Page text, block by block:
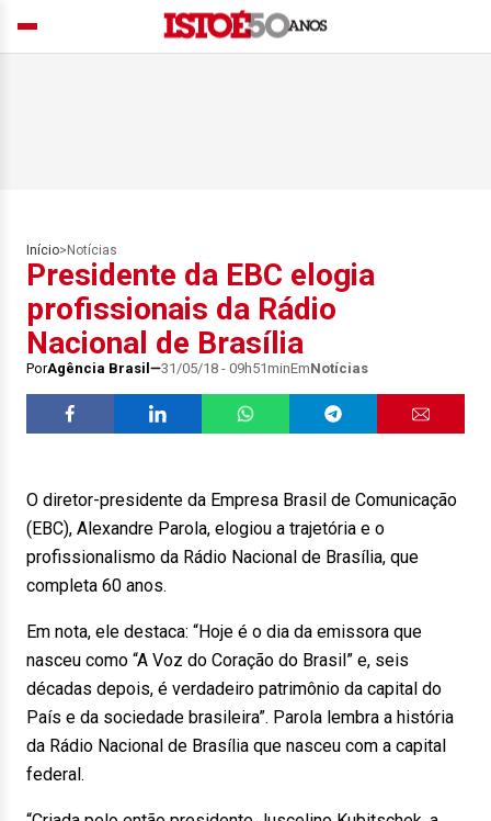
Início> Notícias
Presidente da EBC elogia
profissionais da Rádio
Nacional de Brasília
PorAgência Brasil 31/05/18 - 09h51minEmNotícias
O diretor-presidente da Empresa Brasil de Comunicação
(EBC), Alexandre Parola, elogiou a trajetória e o
profissionalismo da Rádio Nacional de Brasília, que
completa 60 anos.
Em nota, ele destaca: “Hoje é o dia da emissora que
nasceu como “A Voz do Coração do Brasil” e, seis
décadas depois, é verdadeiro patrimônio da capital do
País e da sociedade brasileira”. Parola lembra a história
da Rádio Nacional de Brasília que nasceu com a capital
federal.